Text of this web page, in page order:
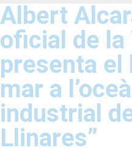
Albert
oficial de la
presenta el
mar a
industrial
Llinares”